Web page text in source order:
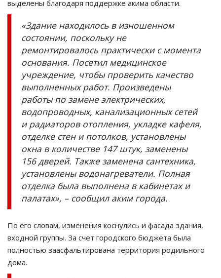
выделены благодаря поддержке акима области.
«Здание находилось в изношенном
состоянии, поскольку не
ремонтировалось практически с момента
основания. Посетил медицинское
учреждение, чтобы проверить качество
выполненных работ. Произведены
работы по замене электрических,
водопроводных, канализационных сетей
и радиаторов отопления, укладке кафеля,
отделке стен и потолков, установлены
окна в количестве 147 штук, заменены
156 дверей. Также заменена сантехника,
установлены водонагреватели. Полная
отделка была выполнена в кабинетах и
палатах», – сообщил аким города.
По его словам, изменения коснулись и фасада здания,
входной группы. За счет городского бюджета была
полностью заасфальтирована территория родильного
дома.